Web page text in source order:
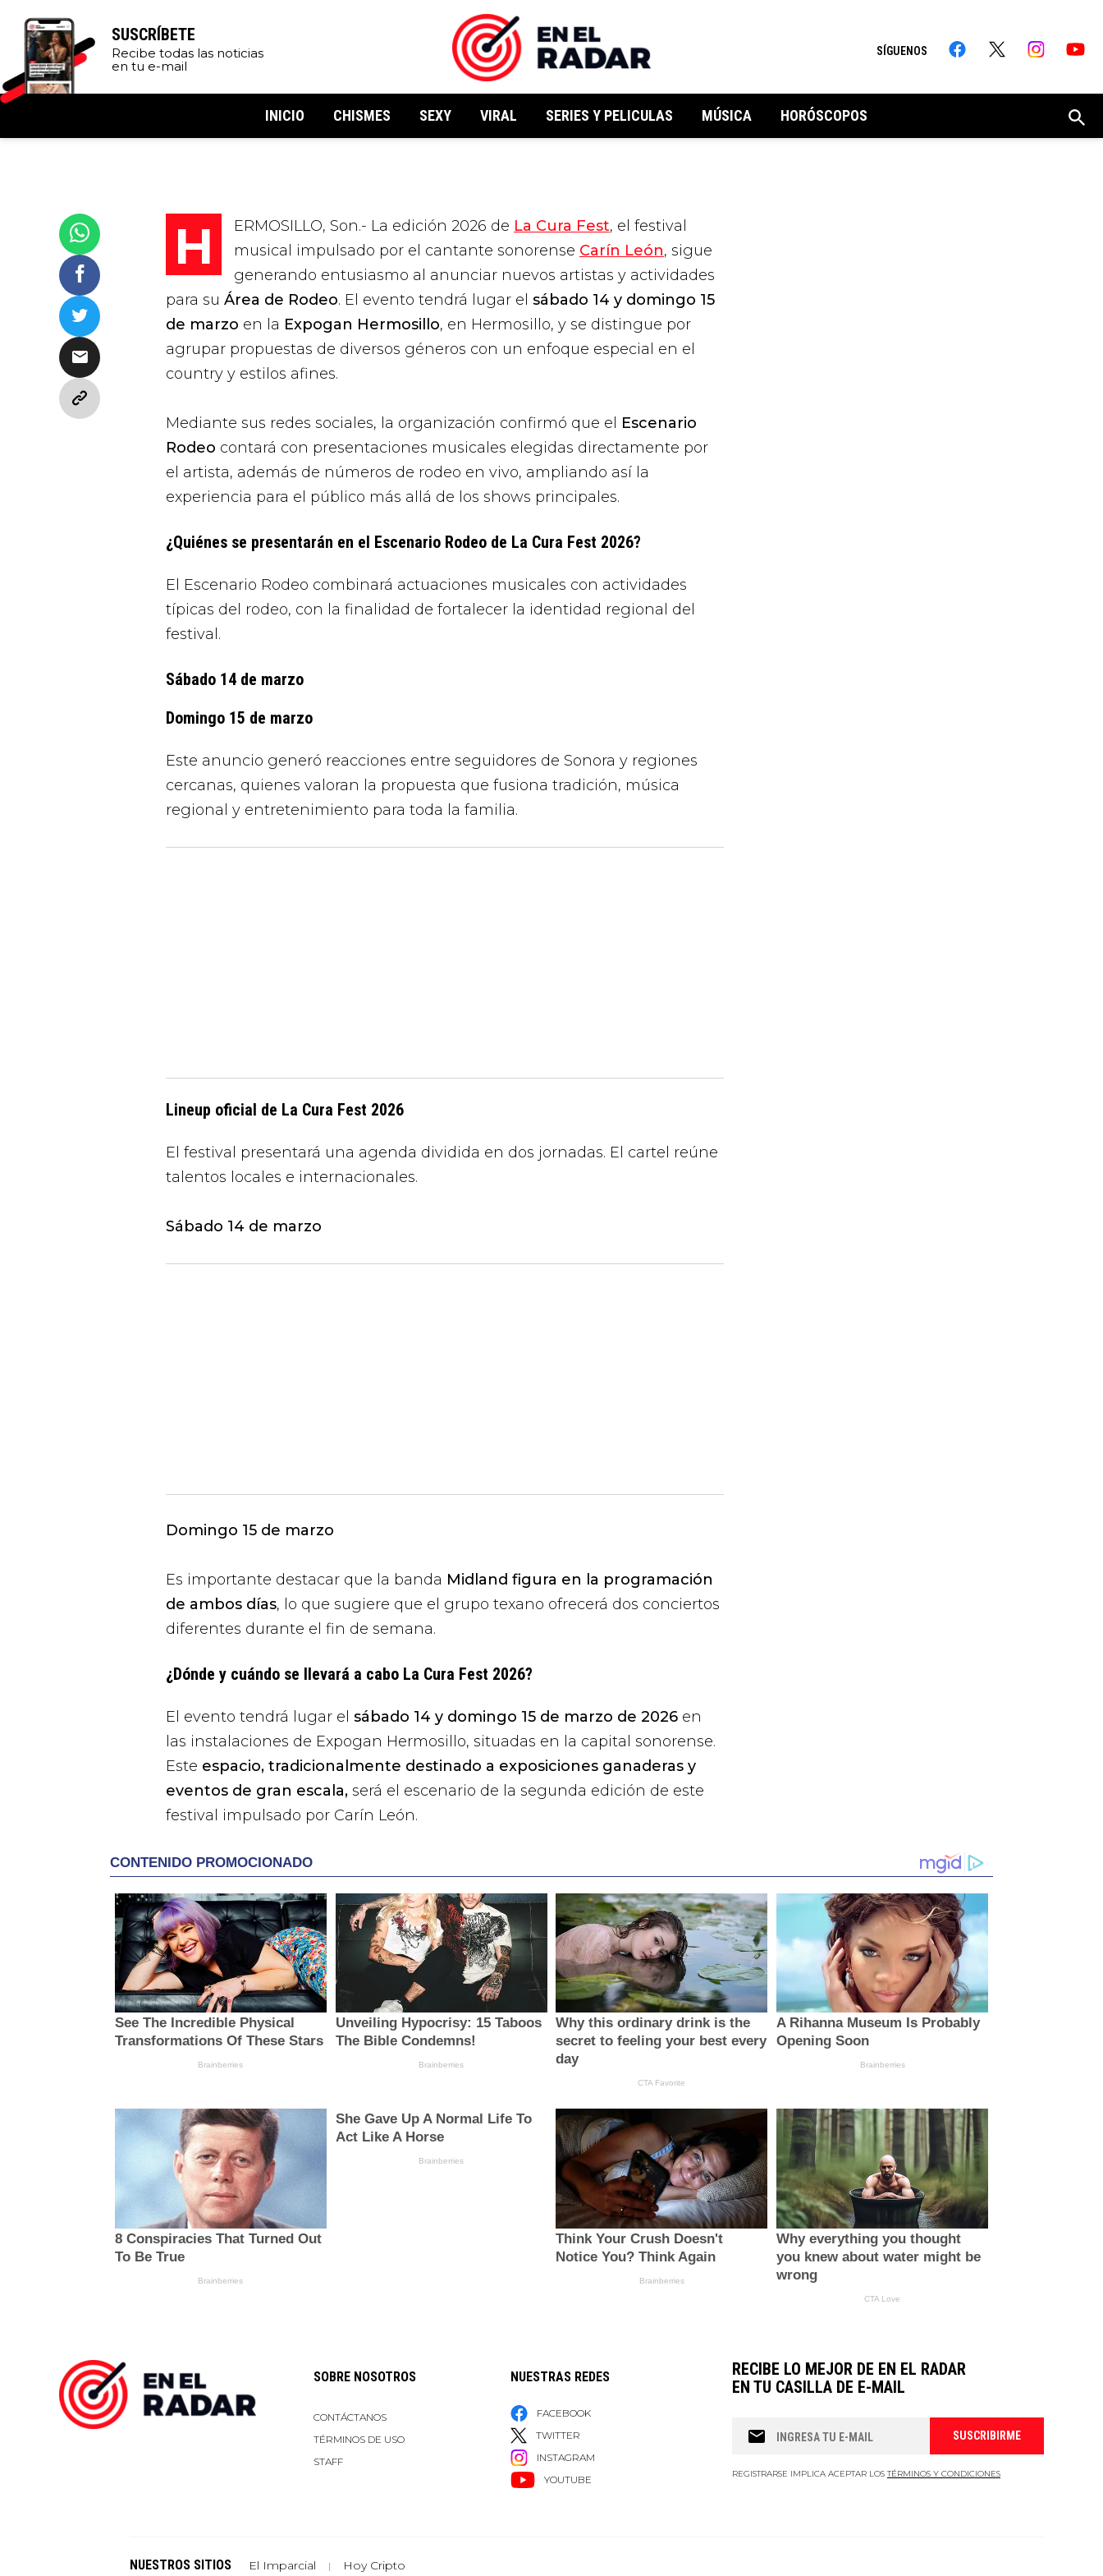
SUSCRÍBETE
Recibe todas las noticias
en tu e-mail
SÍGUENOS
INICIO CHISMES SEXY VIRAL SERIES Y PELICULAS MÚSICA HORÓSCOPOS
HERMOSILLO, Son.- La edición 2026 de La Cura Fest, el festival
musical impulsado por el cantante sonorense Carín León, sigue
generando entusiasmo al anunciar nuevos artistas y actividades
para su Área de Rodeo. El evento tendrá lugar el sábado 14 y domingo 15
de marzo en la Expogan Hermosillo, en Hermosillo, y se distingue por
agrupar propuestas de diversos géneros con un enfoque especial en el
country y estilos afines.
Mediante sus redes sociales, la organización confirmó que el Escenario
Rodeo contará con presentaciones musicales elegidas directamente por
el artista, además de números de rodeo en vivo, ampliando así la
experiencia para el público más allá de los shows principales.
¿Quiénes se presentarán en el Escenario Rodeo de La Cura Fest 2026?
El Escenario Rodeo combinará actuaciones musicales con actividades
típicas del rodeo, con la finalidad de fortalecer la identidad regional del
festival.
Sábado 14 de marzo
Domingo 15 de marzo
Este anuncio generó reacciones entre seguidores de Sonora y regiones
cercanas, quienes valoran la propuesta que fusiona tradición, música
regional y entretenimiento para toda la familia.
Lineup oficial de La Cura Fest 2026
El festival presentará una agenda dividida en dos jornadas. El cartel reúne
talentos locales e internacionales.
Sábado 14 de marzo
Domingo 15 de marzo
Es importante destacar que la banda Midland figura en la programación
de ambos días, lo que sugiere que el grupo texano ofrecerá dos conciertos
diferentes durante el fin de semana.
¿Dónde y cuándo se llevará a cabo La Cura Fest 2026?
El evento tendrá lugar el sábado 14 y domingo 15 de marzo de 2026 en
las instalaciones de Expogan Hermosillo, situadas en la capital sonorense.
Este espacio, tradicionalmente destinado a exposiciones ganaderas y
eventos de gran escala, será el escenario de la segunda edición de este
festival impulsado por Carín León.
SOBRE NOSOTROS
CONTÁCTANOS
TÉRMINOS DE USO
STAFF
NUESTRAS REDES
FACEBOOK
TWITTER
INSTAGRAM
YOUTUBE
RECIBE LO MEJOR DE EN EL RADAR
EN TU CASILLA DE E-MAIL
REGISTRARSE IMPLICA ACEPTAR LOS TÉRMINOS Y CONDICIONES
NUESTROS SITIOS El Imparcial | Hoy Cripto